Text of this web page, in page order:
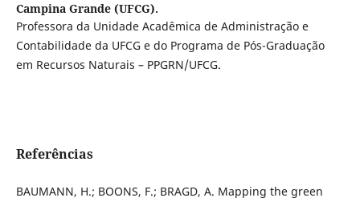
Campina Grande (UFCG).
Professora da Unidade Acadêmica de Administração e
Contabilidade da UFCG e do Programa de Pós-Graduação
em Recursos Naturais – PPGRN/UFCG.
Referências
BAUMANN, H.; BOONS, F.; BRAGD, A. Mapping the green